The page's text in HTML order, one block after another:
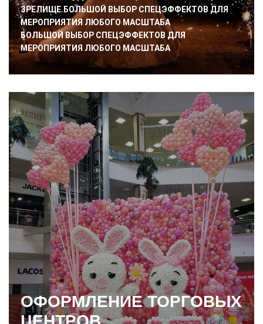
ЗРЕЛИЩЕ.БОЛЬШОЙ ВЫБОР СПЕЦЭФФЕКТОВ ДЛЯ
МЕРОПРИЯТИЯ ЛЮБОГО МАСШТАБА
БОЛЬШОЙ ВЫБОР СПЕЦЭФФЕКТОВ ДЛЯ
МЕРОПРИЯТИЯ ЛЮБОГО МАСШТАБА
ОФОРМЛЕНИЕ ТОРГОВЫХ